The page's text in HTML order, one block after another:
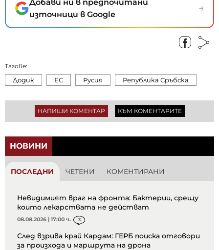
Добави ни в предпочитани
източници в Google
→
Тагове:
Додик ЕС Русия Република Сръбска
НАПИШИ КОМЕНТАР КЪМ КОМЕНТАРИТЕ
НОВИНИ
ПОСЛЕДНИ ЧЕТЕНИ КОМЕНТИРАНИ
Невидимият враг на фронта: Бактерии, срещу
които лекарствата не действат
08.08.2026 | 17:00 ч. 3
След взрива край Кардам: ГЕРБ поиска отговори
за произхода и маршрута на дрона